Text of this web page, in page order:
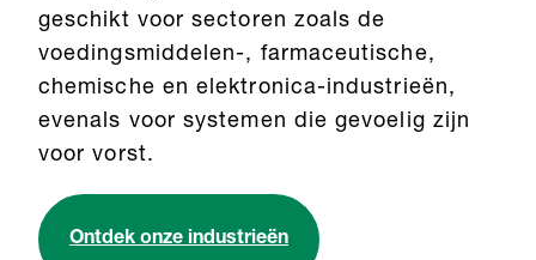
geschikt voor sectoren zoals de
voedingsmiddelen-, farmaceutische,
chemische en elektronica-industrieën,
evenals voor systemen die gevoelig zijn
voor vorst.
Ontdek onze industrieën